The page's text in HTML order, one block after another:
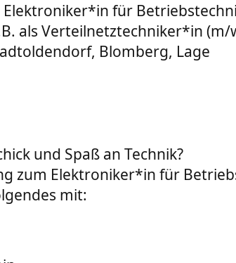
Elektroniker*in für
als Verteilnetztechniker*in
Blomberg, Lage
und Spaß an Technik?
zum Elektroniker*in für
mit: